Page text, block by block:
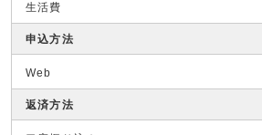
生活費
申込方法
Web
返済方法